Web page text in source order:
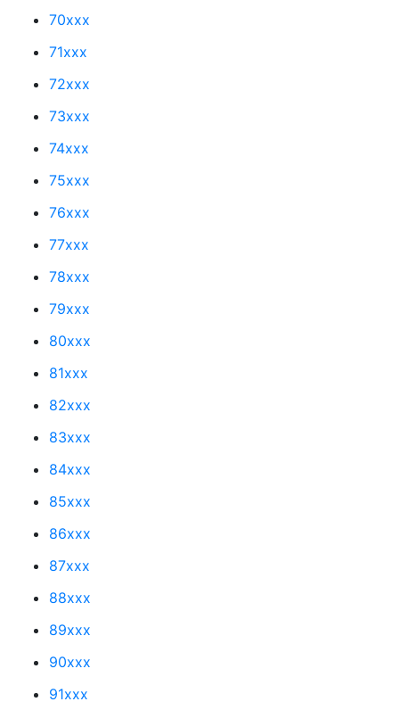
70xxx
71xxx
72xxx
73xxx
74xxx
75xxx
76xxx
77xxx
78xxx
79xxx
80xxx
81xxx
82xxx
83xxx
84xxx
85xxx
86xxx
87xxx
88xxx
89xxx
90xxx
91xxx